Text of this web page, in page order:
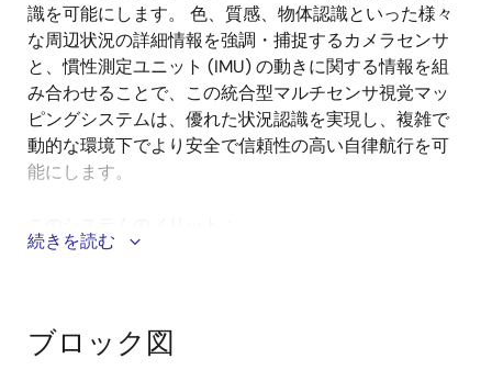
識を可能にします。 色、質感、物体認識といった様々
な周辺状況の詳細情報を強調・捕捉するカメラセンサ
と、慣性測定ユニット (IMU) の動きに関する情報を組
み合わせることで、この統合型マルチセンサ視覚マッ
ピングシステムは、優れた状況認識を実現し、複雑で
動的な環境下でより安全で信頼性の高い自律航行を可
能にします。
LinuxおよびROSベースの開発をサポートする柔軟な
コンピューティングプラットフォーム
続きを読む
ブロック図